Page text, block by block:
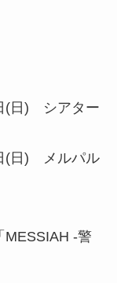
(日) シアター
(日) メルパル
MESSIAH -警